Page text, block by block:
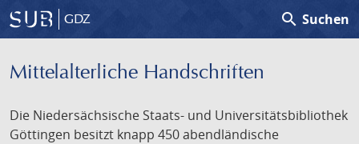
GDZ search Suchen
Mittelalterliche Handschriften
Die Niedersächsische Staats- und Universitätsbibliothek
Göttingen besitzt knapp 450 abendländische